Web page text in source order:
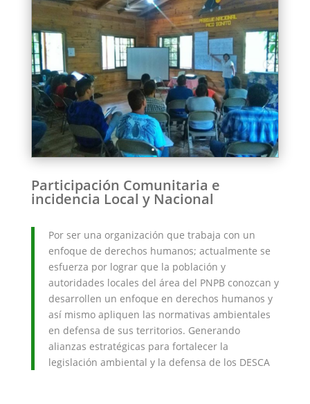
Participación Comunitaria e
incidencia Local y Nacional
Por ser una organización que trabaja con un
enfoque de derechos humanos; actualmente se
esfuerza por lograr que la población y
autoridades locales del área del PNPB conozcan y
desarrollen un enfoque en derechos humanos y
así mismo apliquen las normativas ambientales
en defensa de sus territorios. Generando
alianzas estratégicas para fortalecer la
legislación ambiental y la defensa de los DESCA